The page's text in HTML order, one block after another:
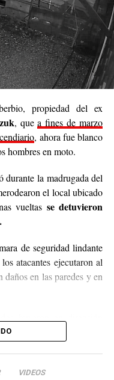
con esfuerzo
cada persona que
ya sea concamperas,
mantas, bufandas,
abrigar.
mayo será la
realizar ollas
lo que también
perecederos.
de la iniciativa,
llamadas al
propiedad del ex
, quea fines de marzo
, ahora fue blanco
hombres en moto.
la madrugada del
el local ubicado
vueltas se detuvieron
de seguridad lindante
atacantes ejecutaron al
en las paredes y en
intervino el personal
VIDEOS